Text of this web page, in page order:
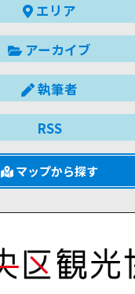
エリア
アーカイブ
執筆者
RSS
マップから探す